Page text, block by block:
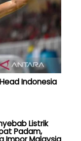
Indonesia
Listrik
Padam,